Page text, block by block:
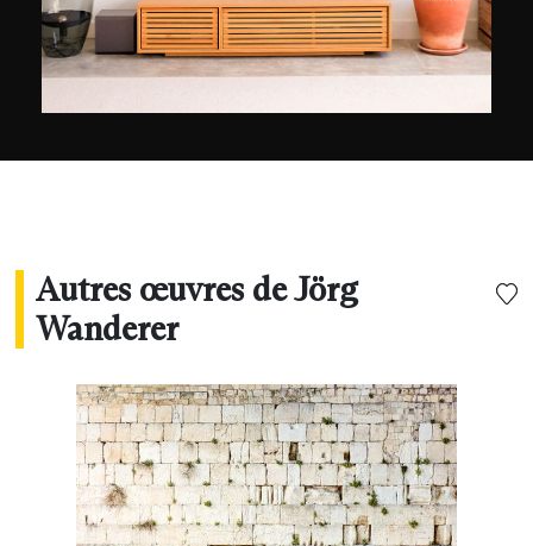
monde, il réalise principalement des clichés en
pose longue en s’intéressant à richesse
chromatique des villes une fois la nuit tombée.
Autres œuvres de Jörg
Wanderer